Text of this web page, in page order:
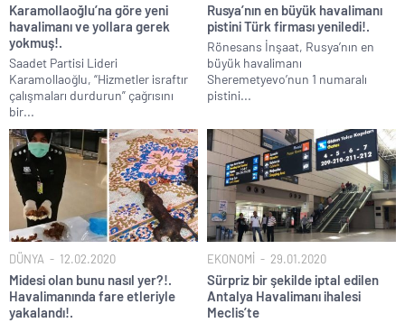
Karamollaoğlu’na göre yeni
havalimanı ve yollara gerek
yokmuş!.
Saadet Partisi Lideri
Karamollaoğlu, “Hizmetler israftır
çalışmaları durdurun” çağrısını
bir...
Rusya’nın en büyük havalimanı
pistini Türk firması yeniledi!.
Rönesans İnşaat, Rusya’nın en
büyük havalimanı
Sheremetyevo’nun 1 numaralı
pistini...
DÜNYA 12.02.2020
Midesi olan bunu nasıl yer?!.
Havalimanında fare etleriyle
yakalandı!.
EKONOMİ 29.01.2020
Sürpriz bir şekilde iptal edilen
Antalya Havalimanı ihalesi
Meclis’te